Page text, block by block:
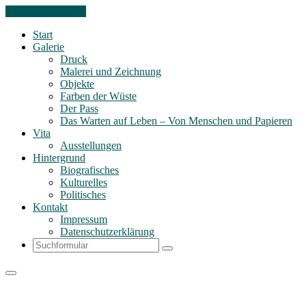
Start
Galerie
Druck
Malerei und Zeichnung
Objekte
Farben der Wüste
Der Pass
Das Warten auf Leben – Von Menschen und Papieren
Vita
Ausstellungen
Hintergrund
Biografisches
Kulturelles
Politisches
Kontakt
Impressum
Datenschutzerklärung
Search